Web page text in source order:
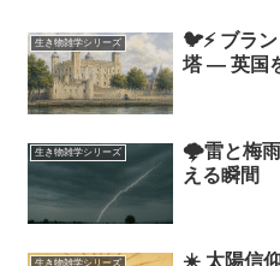
生き物雑学シリーズ
🐦⚡ ブラ
塔 ― 英国
生き物雑学シリーズ
🌩雷と梅
える瞬間
生き物雑学シリーズ ☀️ 太陽信